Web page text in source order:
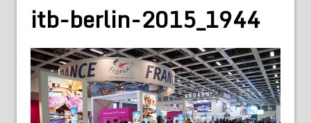
itb-berlin-2015_1944